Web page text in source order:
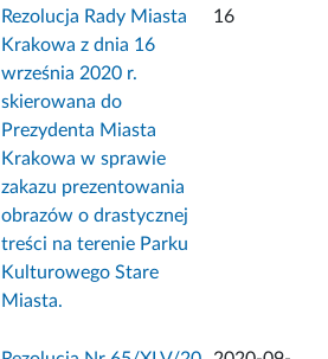
Rezolucja Rady Miasta
Krakowa z dnia 16
września 2020 r.
skierowana do
Prezydenta Miasta
Krakowa w sprawie
zakazu prezentowania
obrazów o drastycznej
treści na terenie Parku
Kulturowego Stare
Miasta.
16